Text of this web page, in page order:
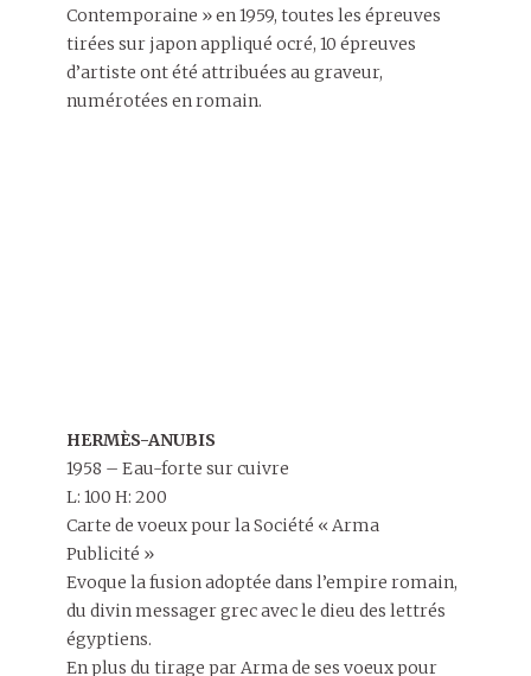
Contemporaine » en 1959, toutes les épreuves
tirées sur japon appliqué ocré, 10 épreuves
d’artiste ont été attribuées au graveur,
numérotées en romain.
HERMÈS-ANUBIS
1958 – Eau-forte sur cuivre
L: 100 H: 200
Carte de voeux pour la Société « Arma
Publicité »
Evoque la fusion adoptée dans l’empire romain,
du divin messager grec avec le dieu des lettrés
égyptiens.
En plus du tirage par Arma de ses voeux pour